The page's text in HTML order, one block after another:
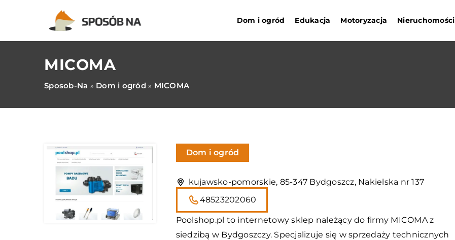
Dom i ogród Edukacja Motoryzacja Nieruchomości
MICOMA
Sposob-Na » Dom i ogród » MICOMA
Dom i ogród
kujawsko-pomorskie, 85-347 Bydgoszcz, Nakielska nr 137
48523202060
Poolshop.pl to internetowy sklep należący do firmy MICOMA z
siedzibą w Bydgoszczy. Specjalizuje się w sprzedaży technicznych